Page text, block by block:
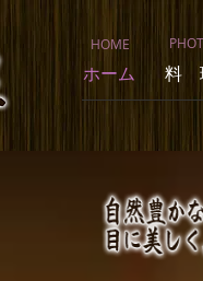
ホーム 料
HOME